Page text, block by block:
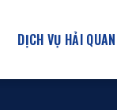
DỊCH VỤ HẢI QUAN